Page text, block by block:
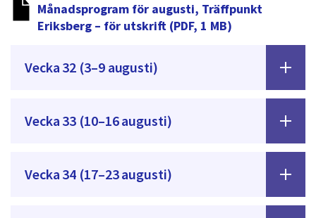
Månadsprogram för augusti, Träffpunkt
Eriksberg – för utskrift (PDF, 1 MB)
Vecka 32 (3–9 augusti)
Vecka 33 (10–16 augusti)
Vecka 34 (17–23 augusti)